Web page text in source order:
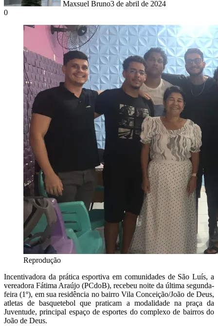
Maxsuel Bruno3 de abril de 2024
0
Reprodução
Incentivadora da prática esportiva em comunidades de São Luís, a
vereadora Fátima Araújo (PCdoB), recebeu noite da última segunda-
feira (1º), em sua residência no bairro Vila Conceição/João de Deus,
atletas de basquetebol que praticam a modalidade na praça da
Juventude, principal espaço de esportes do complexo de bairros do
João de Deus.